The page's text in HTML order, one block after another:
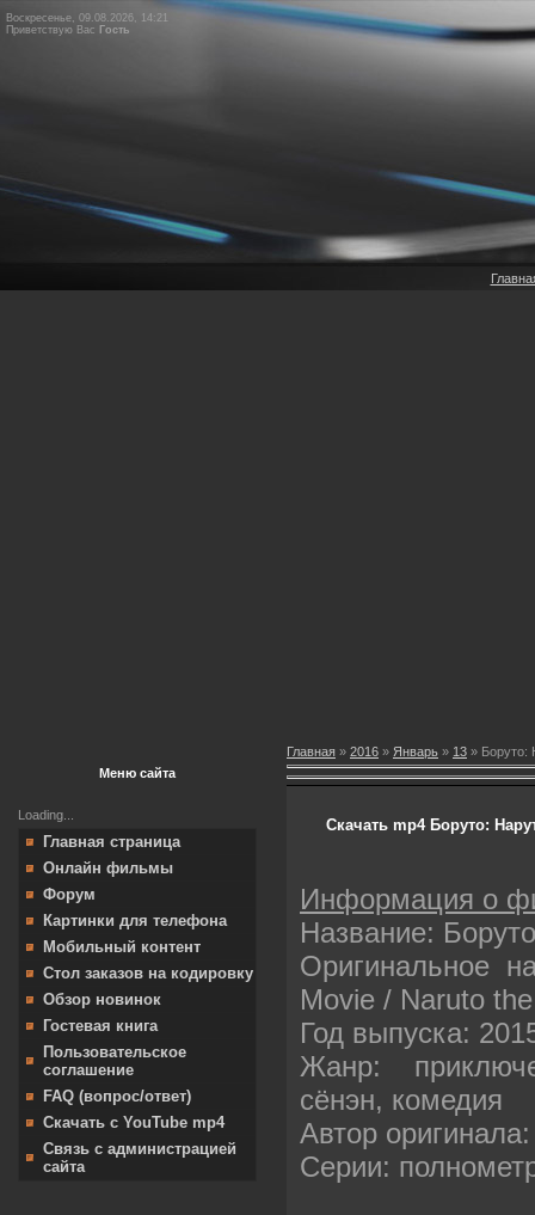
Воскресенье, 09.08.2026, 14:21
Приветствую Вас Гость
Меню сайта
Loading...
Главная страница
Онлайн фильмы
Форум
Картинки для телефона
Мобильный контент
Стол заказов на кодировку
Обзор новинок
Гостевая книга
Пользовательское
соглашение
FAQ (вопрос/ответ)
Скачать с YouTube mp4
Связь с администрацией
сайта
Главная » 2016 » Январь » 13 » Боруто:
Скачать mp4 Боруто:
Информация о
Название:
Оригинальное
Movie / Naruto
Год выпуска:
Жанр:
сёнэн, комедия
Автор
Серии: